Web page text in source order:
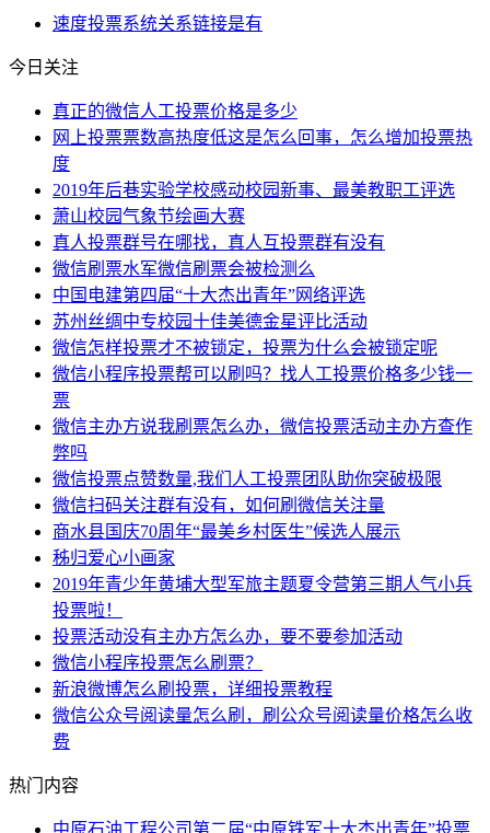
速度投票系统关系链接是有
今日关注
真正的微信人工投票价格是多少
网上投票票数高热度低这是怎么回事，怎么增加投票热
度
2019年后巷实验学校感动校园新事、最美教职工评选
萧山校园气象节绘画大赛
真人投票群号在哪找，真人互投票群有没有
微信刷票水军微信刷票会被检测么
中国电建第四届“十大杰出青年”网络评选
苏州丝绸中专校园十佳美德金星评比活动
微信怎样投票才不被锁定，投票为什么会被锁定呢
微信小程序投票帮可以刷吗？找人工投票价格多少钱一
票
微信主办方说我刷票怎么办，微信投票活动主办方查作
弊吗
微信投票点赞数量,我们人工投票团队助你突破极限
微信扫码关注群有没有，如何刷微信关注量
商水县国庆70周年“最美乡村医生”候选人展示
秭归爱心小画家
2019年青少年黄埔大型军旅主题夏令营第三期人气小兵
投票啦！
投票活动没有主办方怎么办，要不要参加活动
微信小程序投票怎么刷票？
新浪微博怎么刷投票，详细投票教程
微信公众号阅读量怎么刷，刷公众号阅读量价格怎么收
费
热门内容
中原石油工程公司第二届“中原铁军十大杰出青年”投票